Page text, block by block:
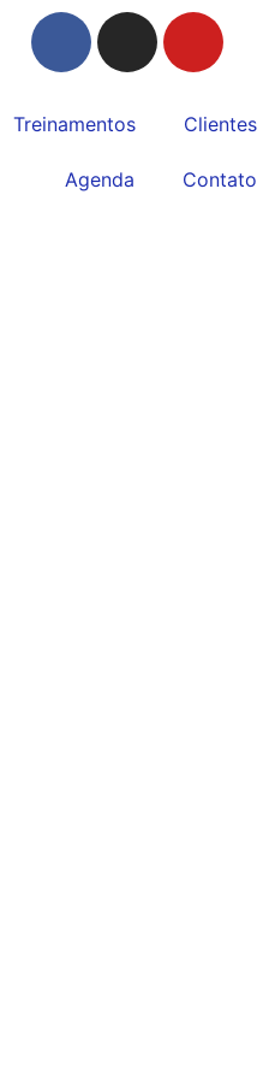
Treinamentos Clientes
Agenda Contato